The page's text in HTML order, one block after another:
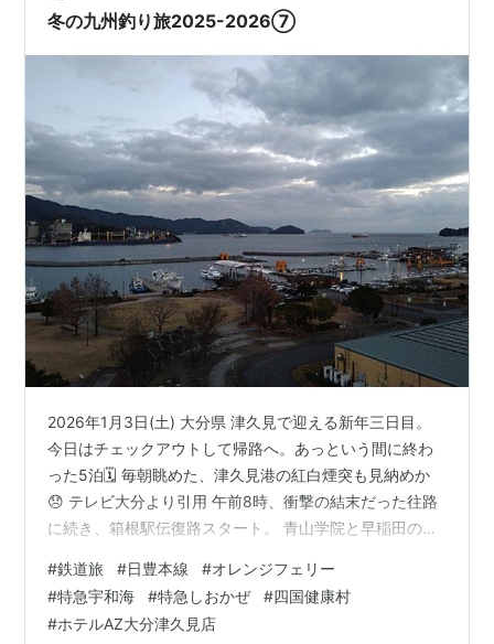
冬の九州釣り旅2025-2026⑦
2026年1月3日(土) 大分県 津久見で迎える新年三日目。
今日はチェックアウトして帰路へ。あっという間に終わ
った5泊🗓️ 毎朝眺めた、津久見港の紅白煙突も見納めか
😞 テレビ大分より引用 午前8時、衝撃の結末だった往路
に続き、箱根駅伝復路スタート。 青山学院と早稲田の差
り引用 気になるところだけど、駅伝観戦はここまで。続
きは帰って録画を観る。それまで情報シャットアウト🙉
チェックアウト前に、ラストのJoyfulI朝食バイキング。
#鉄道旅 #日豊本線 #オレンジフェリー
#特急宇和海 #特急しおかぜ #四国健康村
#ホテルAZ大分津久見店